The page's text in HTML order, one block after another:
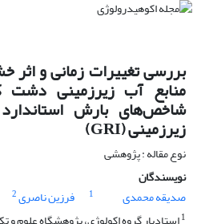
بررسی تغییرات زمانی و
منابع آب زیرزمینی دشت
زیرزمینی (GRI)
نوع مقاله : پژوهشی
نویسندگان
صدیقه محمدی
1 فرزین ناصری2
1